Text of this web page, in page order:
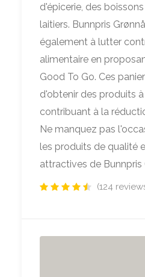
d'épicerie, des
laitiers. Bunnpris
également à lutter
alimentaire en
Good To Go. Ces
d'obtenir des produits
contribuant à la
Ne manquez pas
les produits de qualité
attractives de Bunnpris
(124